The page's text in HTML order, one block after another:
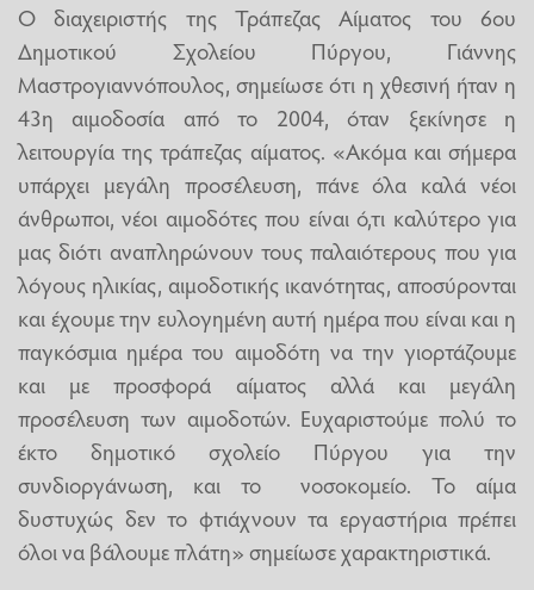
Ο διαχειριστής της Τράπεζας Αίματος του 6ου
Δημοτικού Σχολείου Πύργου, Γιάννης
Μαστρογιαννόπουλος, σημείωσε ότι η χθεσινή ήταν η
43η αιμοδοσία από το 2004, όταν ξεκίνησε η
λειτουργία της τράπεζας αίματος. «Ακόμα και σήμερα
υπάρχει μεγάλη προσέλευση, πάνε όλα καλά νέοι
άνθρωποι, νέοι αιμοδότες που είναι ό,τι καλύτερο για
μας διότι αναπληρώνουν τους παλαιότερους που για
λόγους ηλικίας, αιμοδοτικής ικανότητας, αποσύρονται
και έχουμε την ευλογημένη αυτή ημέρα που είναι και η
παγκόσμια ημέρα του αιμοδότη να την γιορτάζουμε
και με προσφορά αίματος αλλά και μεγάλη
προσέλευση των αιμοδοτών. Ευχαριστούμε πολύ το
έκτο δημοτικό σχολείο Πύργου για την
συνδιοργάνωση, και το νοσοκομείο. Το αίμα
δυστυχώς δεν το φτιάχνουν τα εργαστήρια πρέπει
όλοι να βάλουμε πλάτη» σημείωσε χαρακτηριστικά.